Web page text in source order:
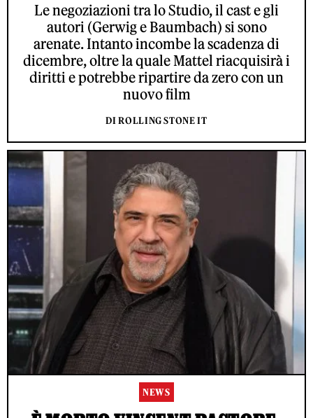
Le negoziazioni tra lo Studio, il cast e gli
autori (Gerwig e Baumbach) si sono
arenate. Intanto incombe la scadenza di
dicembre, oltre la quale Mattel riacquisirà i
diritti e potrebbe ripartire da zero con un
nuovo film
DI ROLLING STONE IT
NEWS